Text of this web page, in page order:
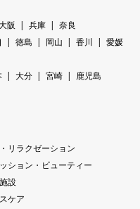
阪 兵庫
奈良
徳島 岡山 香川
愛媛
大分 宮崎
鹿児島
リラクゼーション
ション・ビューティー
設
ケア